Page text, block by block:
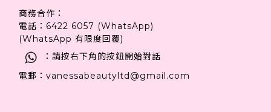
商務合作：
電話：6422 6057 (WhatsApp)
(WhatsApp 有限度回覆)
：請按右下角的按鈕開始對話
電郵：vanessabeautyltd@gmail.com